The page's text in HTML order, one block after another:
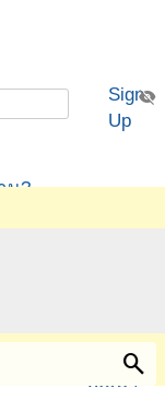
visibility_off
น?
Sign
Up
ทีมงานผู้
search